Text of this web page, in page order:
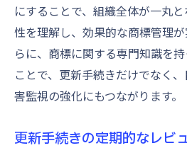
にすることで、組織全体が一丸
性を理解し、効果的な商標管理
らに、商標に関する専門知識を
ことで、更新手続きだけでなく
害監視の強化にもつながります。
更新手続きの定期的なレビ